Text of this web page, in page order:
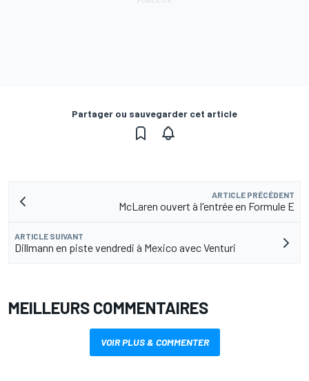
Partager ou sauvegarder cet article
ARTICLE PRÉCÉDENT
McLaren ouvert à l'entrée en Formule E
ARTICLE SUIVANT
Dillmann en piste vendredi à Mexico avec Venturi
MEILLEURS COMMENTAIRES
VOIR PLUS & COMMENTER